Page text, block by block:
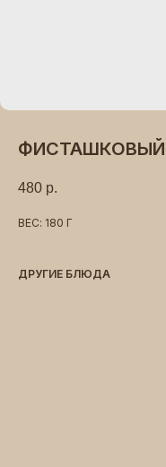
480 р.
ВЕС: 180 Г
ДРУГИЕ БЛЮДА